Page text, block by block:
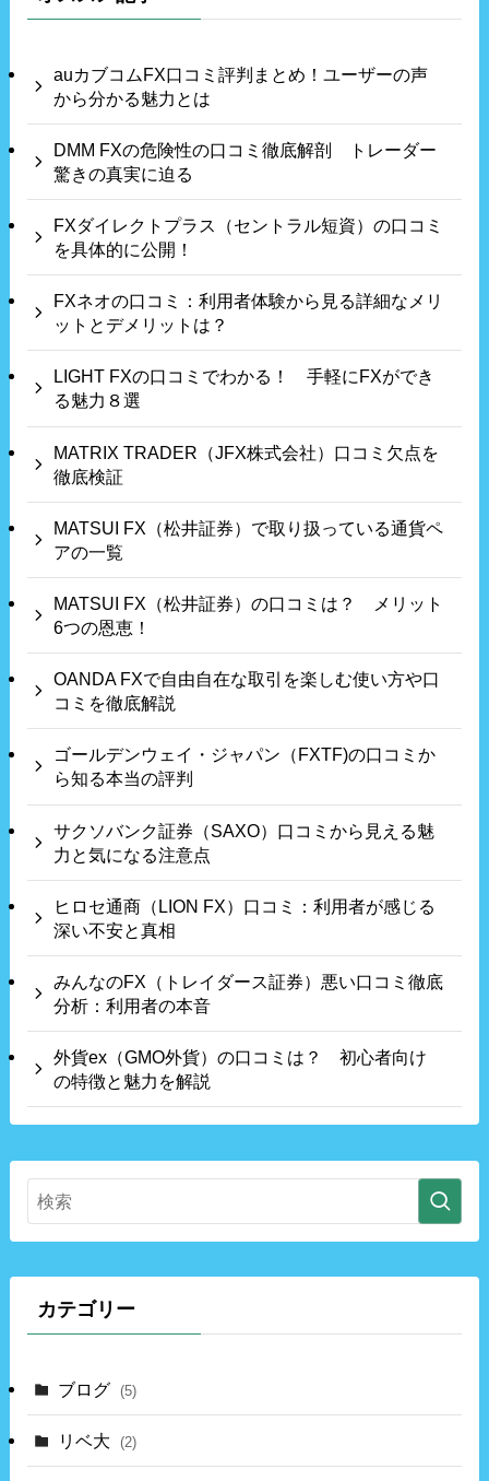
auカブコムFX口コミ評判まとめ！ユーザーの声
から分かる魅力とは
DMM FXの危険性の口コミ徹底解剖 トレーダー
驚きの真実に迫る
FXダイレクトプラス（セントラル短資）の口コミ
を具体的に公開！
FXネオの口コミ：利用者体験から見る詳細なメリ
ットとデメリットは？
LIGHT FXの口コミでわかる！ 手軽にFXができ
る魅力８選
MATRIX TRADER（JFX株式会社）口コミ欠点を
徹底検証
MATSUI FX（松井証券）で取り扱っている通貨ペ
アの一覧
MATSUI FX（松井証券）の口コミは？ メリット
6つの恩恵！
OANDA FXで自由自在な取引を楽しむ使い方や口
コミを徹底解説
ゴールデンウェイ・ジャパン（FXTF)の口コミか
ら知る本当の評判
サクソバンク証券（SAXO）口コミから見える魅
力と気になる注意点
ヒロセ通商（LION FX）口コミ：利用者が感じる
深い不安と真相
みんなのFX（トレイダース証券）悪い口コミ徹底
分析：利用者の本音
外貨ex（GMO外貨）の口コミは？ 初心者向け
の特徴と魅力を解説
カテゴリー
ブログ (5)
リベ大 (2)